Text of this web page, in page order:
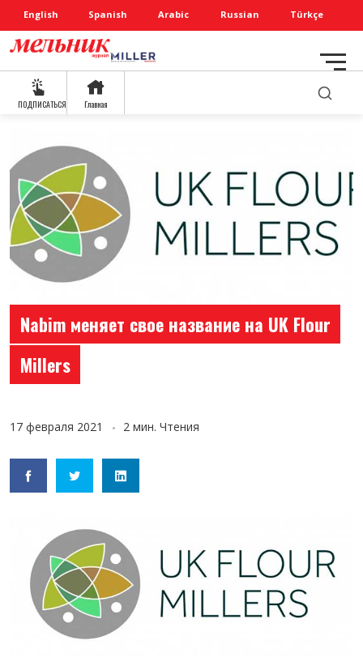
English Spanish Arabic Russian Türkçe
ПОДПИСАТЬСЯ Главная
Nabim меняет свое название на UK Flour
Millers
17 февраля 2021 2 мин. Чтения